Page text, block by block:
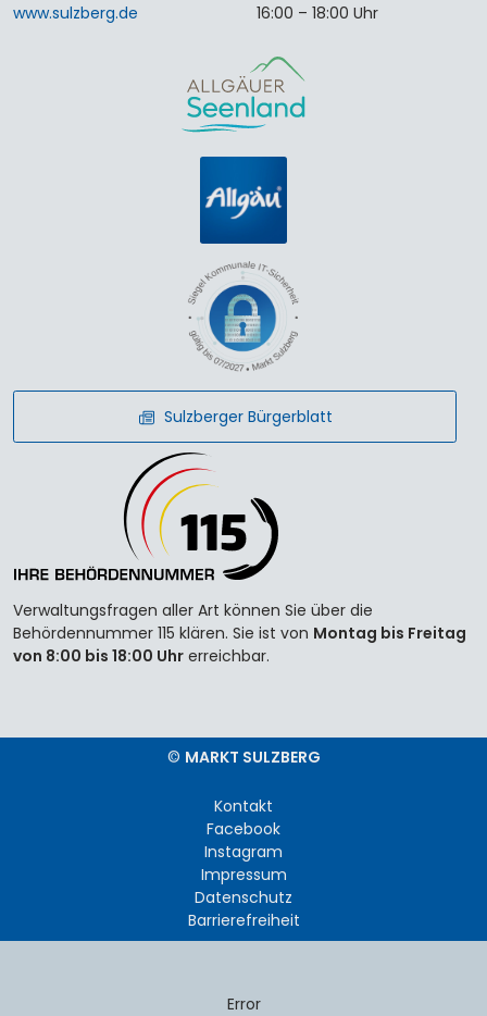
www.sulzberg.de
16:00 – 18:00 Uhr
Sulzberger Bürgerblatt
Verwaltungsfragen aller Art können Sie über die
Behördennummer 115 klären. Sie ist von Montag bis Freitag
von 8:00 bis 18:00 Uhr erreichbar.
© MARKT SULZBERG
Kontakt
Facebook
Instagram
Impressum
Datenschutz
Barrierefreiheit
Error